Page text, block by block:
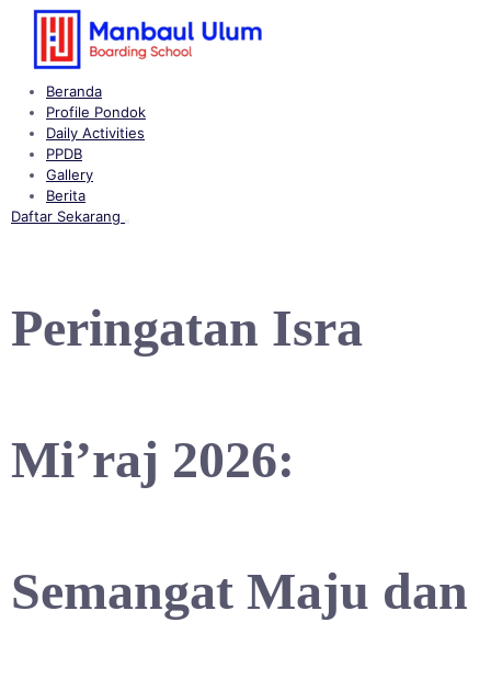
Langsung
Beranda
Profile Pondok
Daily Activities
PPDB
Gallery
Berita
Daftar Sekarang
Peringatan Isra
Mi’raj 2026:
Semangat Maju dan